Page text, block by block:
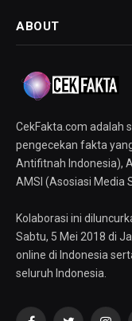
ABOUT
CekFakta.com adalah
pengecekan fakta
Antifitnah Indonesia),
AMSI (Asosiasi Media
Kolaborasi ini
Sabtu, 5 Mei 2018 di
online di Indonesia
seluruh Indonesia.